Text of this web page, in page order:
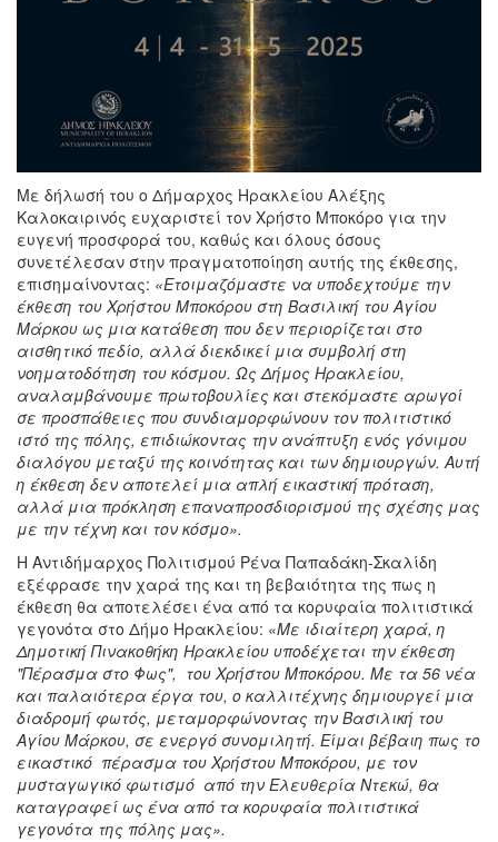
Με δήλωσή του ο Δήμαρχος Ηρακλείου Αλέξης
Καλοκαιρινός ευχαριστεί τον Χρήστο Μποκόρο για την
ευγενή προσφορά του, καθώς και όλους όσους
συνετέλεσαν στην πραγματοποίηση αυτής της έκθεσης,
επισημαίνοντας: «Ετοιμαζόμαστε να υποδεχτούμε την
έκθεση του Χρήστου Μποκόρου στη Βασιλική του Αγίου
Μάρκου ως μια κατάθεση που δεν περιορίζεται στο
αισθητικό πεδίο, αλλά διεκδικεί μια συμβολή στη
νοηματοδότηση του κόσμου. Ως Δήμος Ηρακλείου,
αναλαμβάνουμε πρωτοβουλίες και στεκόμαστε αρωγοί
σε προσπάθειες που συνδιαμορφώνουν τον πολιτιστικό
ιστό της πόλης, επιδιώκοντας την ανάπτυξη ενός γόνιμου
διαλόγου μεταξύ της κοινότητας και των δημιουργών. Αυτή
η έκθεση δεν αποτελεί μια απλή εικαστική πρόταση,
αλλά μια πρόκληση επαναπροσδιορισμού της σχέσης μας
με την τέχνη και τον κόσμο».
Η Αντιδήμαρχος Πολιτισμού Ρένα Παπαδάκη-Σκαλίδη
εξέφρασε την χαρά της και τη βεβαιότητα της πως η
έκθεση θα αποτελέσει ένα από τα κορυφαία πολιτιστικά
γεγονότα στο Δήμο Ηρακλείου: «Με ιδιαίτερη χαρά, η
Δημοτική Πινακοθήκη Ηρακλείου υποδέχεται την έκθεση
"Πέρασμα στο Φως", του Χρήστου Μποκόρου. Με τα 56 νέα
και παλαιότερα έργα του, ο καλλιτέχνης δημιουργεί μια
διαδρομή φωτός, μεταμορφώνοντας την Βασιλική του
Αγίου Μάρκου, σε ενεργό συνομιλητή. Είμαι βέβαιη πως το
εικαστικό πέρασμα του Χρήστου Μποκόρου, με τον
μυσταγωγικό φωτισμό από την Ελευθερία Ντεκώ, θα
καταγραφεί ως ένα από τα κορυφαία πολιτιστικά
γεγονότα της πόλης μας».